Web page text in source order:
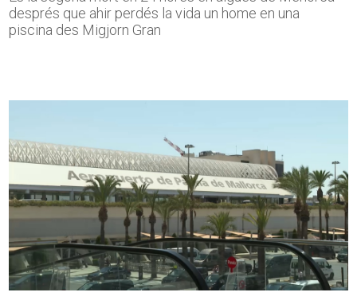
després que ahir perdés la vida un home en una
piscina des Migjorn Gran